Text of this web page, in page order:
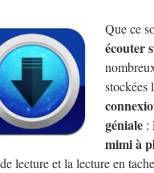
Que ce
écouter
stockées
géniale :
mimi à
lecture et la lecture en